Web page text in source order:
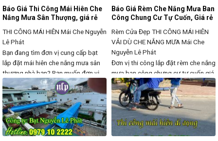
Báo Giá Thi Công Mái Hiên Che
Nắng Mưa Sân Thượng, giá rẻ
THI CÔNG MÁI HIÊN Mái Che Nguyễn
Lê Phát
Bạn đang tìm đơn vị cung cấp bạt
lắp đặt mái hiên che nắng mưa sân
thượng nhà bạn? Bạn muốn đơn vị
thi công lắp đặt uy tín chất lượng
nhiệt tình nhất để bạn yên tâm về
công trình khuôn viên nhà bạn vừa
đẹp lại vừa chắc chắn theo như ý
của
Báo Giá Rèm Che Nắng Mưa Ban
Công Chung Cư Tự Cuốn, Giá rẻ
Rèm Cửa Đẹp THI CÔNG MÁI HIÊN
VẢI DÙ CHE NẮNG MƯA Mái Che
Nguyễn Lê Phát
Đơn vị thi công lắp đặt rèm che nắng
mưa ban công chưng cư tự cuốn giá
rẻ Bạn đang tìm đơn vị cung cấp bạt
lắp đặt mái hiên che nắng mưa sân
thượng nhà bạn? Bạn muốn đơn vị
thi công lắp đặt uy tín chất lượng
nhiệt tình nhất để bạn yên